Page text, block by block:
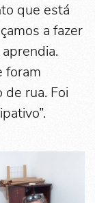
que está
a fazer
foram
rua. Foi